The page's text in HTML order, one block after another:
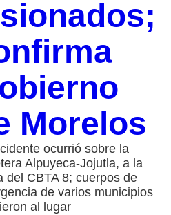
Morelos
ocurrió sobre la
Alpuyeca-Jojutla, a la
del CBTA 8; cuerpos de
de varios municipios
al lugar